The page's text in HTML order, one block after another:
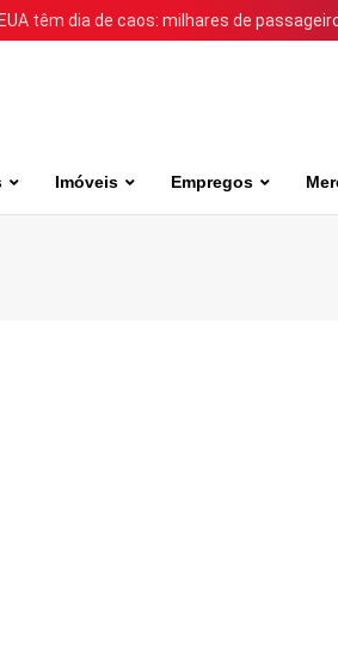
têm dia de caos: milhares de
Imóveis Empregos